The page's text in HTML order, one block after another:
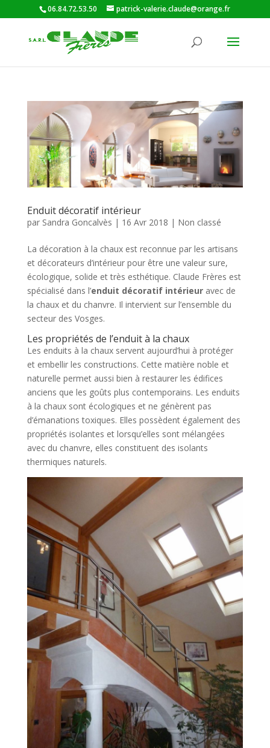
06.84.72.53.50 patrick-valerie.claude@orange.fr
Enduit décoratif intérieur
par Sandra Goncalvès | 16 Avr 2018 | Non classé
La décoration à la chaux est reconnue par les artisans
et décorateurs d’intérieur pour être une valeur sure,
écologique, solide et très esthétique. Claude Frères est
spécialisé dans l’enduit décoratif intérieuravec de
la chaux et du chanvre. Il intervient sur l’ensemble du
secteur des Vosges.
Les propriétés de l’enduit à la chaux
Les enduits à la chaux servent aujourd’hui à protéger
et embellir les constructions. Cette matière noble et
naturelle permet aussi bien à restaurer les édifices
anciens que les goûts plus contemporains. Les enduits
à la chaux sont écologiques et ne génèrent pas
d’émanations toxiques. Elles possèdent également des
propriétés isolantes et lorsqu’elles sont mélangées
avec du chanvre, elles constituent des isolants
thermiques naturels.